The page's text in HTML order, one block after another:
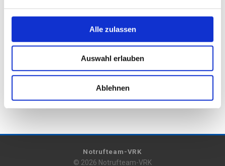
Alle zulassen
Auswahl erlauben
Ablehnen
Verbraucherstreitbeilegung/Universalschlichtungs
Wir sind nicht bereit oder verpflichtet, an
Streitbeilegungsverfahren vor einer
Verbraucherschlichtungsstelle teilzunehmen.
Notrufteam-VRK
© 2026 Notrufteam-VRK